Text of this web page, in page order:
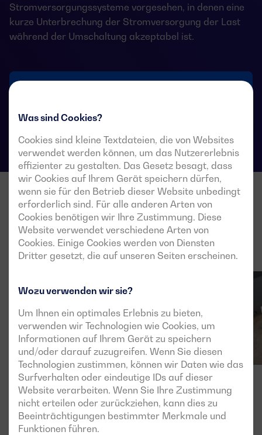
Was sind Cookies?
Cookies sind kleine Textdateien, die von Websites
verwendet werden können, um das Nutzererlebnis
effizienter zu gestalten. Das Gesetz besagt, dass
wir Cookies auf Ihrem Gerät speichern dürfen,
wenn sie für den Betrieb dieser Website unbedingt
erforderlich sind. Für alle anderen Arten von
Cookies benötigen wir Ihre Zustimmung. Diese
Website verwendet verschiedene Arten von
Cookies. Einige Cookies werden von Diensten
Dritter gesetzt, die auf unseren Seiten erscheinen.
Wozu verwenden wir sie?
Um Ihnen ein optimales Erlebnis zu bieten,
verwenden wir Technologien wie Cookies, um
Informationen auf Ihrem Gerät zu speichern
und/oder darauf zuzugreifen. Wenn Sie diesen
Technologien zustimmen, können wir Daten wie das
Surfverhalten oder eindeutige IDs auf dieser
Website verarbeiten. Wenn Sie Ihre Zustimmung
nicht erteilen oder zurückziehen, kann dies zu
Beeinträchtigungen bestimmter Merkmale und
Funktionen führen.
Stromversorgungssysteme vorgesehen, in denen eine
kurze Unterbrechung der Stromversorgung der Last
während der Umschaltung akzeptabel ist.